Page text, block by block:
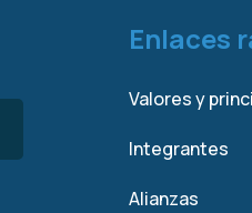
Enlaces
Valores y
Integrantes
Alianzas